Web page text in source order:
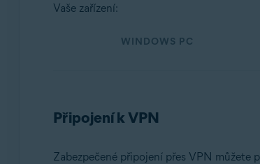
Vaše zařízení:
WINDOWS PC
Připojení k VPN
Zabezpečené připojení přes VPN